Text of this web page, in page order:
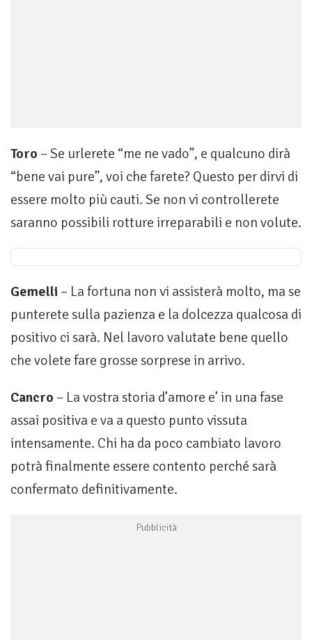
Toro – Se urlerete “me ne vado”, e qualcuno dirà
“bene vai pure”, voi che farete? Questo per dirvi di
essere molto più cauti. Se non vi controllerete
saranno possibili rotture irreparabili e non volute.
Gemelli – La fortuna non vi assisterà molto, ma se
punterete sulla pazienza e la dolcezza qualcosa di
positivo ci sarà. Nel lavoro valutate bene quello
che volete fare grosse sorprese in arrivo.
Cancro – La vostra storia d’amore e’ in una fase
assai positiva e va a questo punto vissuta
intensamente. Chi ha da poco cambiato lavoro
potrà finalmente essere contento perché sarà
confermato definitivamente.